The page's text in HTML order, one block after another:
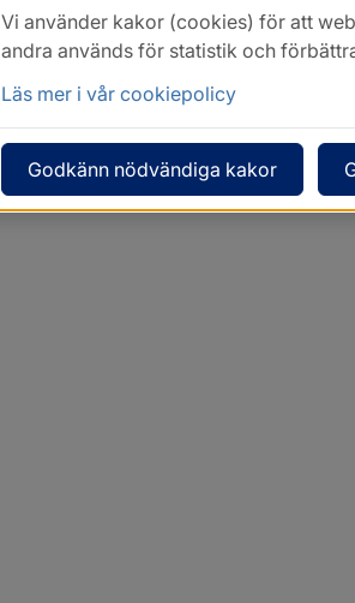
Vi använder kakor (cookies) för att
andra används för statistik och
Läs mer i vår cookiepolicy
Godkänn nödvändiga kakor